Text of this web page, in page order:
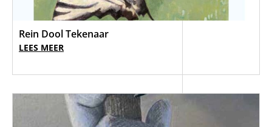
Rein Dool Tekenaar
LEES MEER